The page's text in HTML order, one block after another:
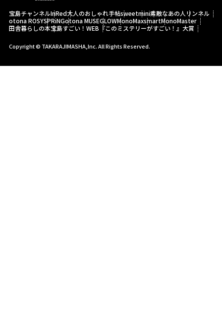
宝島チャンネルInRed大人のおしゃれ手帖sweetmini素敵なあの人 リンネル
otona ROSYSPRiNGotona MUSEGLOWMonoMaxsmartMonoMaster
田舎暮らしの本宝島すごい！WEB 『このミステリーがすごい！』大賞
Copyright © TAKARAJIMASHA,Inc. All Rights Reserved.